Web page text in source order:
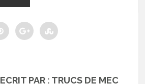
ECRIT PAR : TRUCS DE MEC